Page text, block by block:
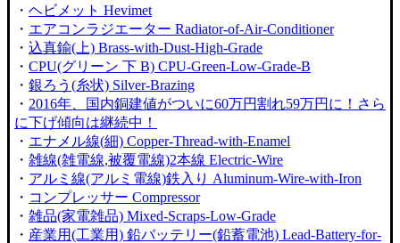
・ ヘビメット Hevimet
・ エアコンラジエーター Radiator-of-Air-Conditioner
・ 込真鍮(上) Brass-with-Dust-High-Grade
・ CPU(グリーン 下 B) CPU-Green-Low-Grade-B
・ 銀ろう(糸状) Silver-Brazing
・ 2016年、国内銅建値がついに60万円割れ59万円に！さら
に下げ傾向は継続中！
・ エナメル線(細) Copper-Thread-with-Enamel
・ 雑線(雑電線,被覆電線)2本線 Electric-Wire
・ アルミ線(アルミ電線)鉄入り Aluminum-Wire-with-Iron
・ コンプレッサー Compressor
・ 雑品(家電雑品) Mixed-Scraps-Low-Grade
・ 産業用(工業用) 鉛バッテリー(鉛蓄電池) Lead-Battery-for-